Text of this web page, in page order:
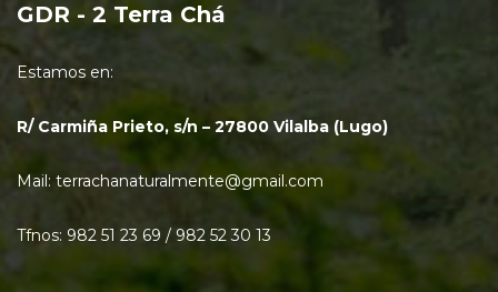
GDR - 2 Terra Chá
Estamos en:
R/ Carmiña Prieto, s/n – 27800 Vilalba (Lugo)
Mail: terrachanaturalmente@gmail.com
Tfnos: 982 51 23 69 / 982 52 30 13